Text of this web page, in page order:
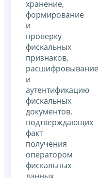
хранение,
формирование
и
проверку
фискальных
признаков,
расшифровывание
и
аутентификацию
фискальных
документов,
подтверждающих
факт
получения
оператором
фискальных